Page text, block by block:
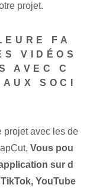
projet.
FA
VIDÉOS
AVEC C
SOCI
projet avec les de
Vous pou
sur d
YouTube